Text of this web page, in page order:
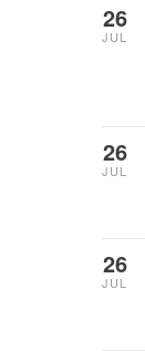
26
JUL
26
JUL
26
JUL